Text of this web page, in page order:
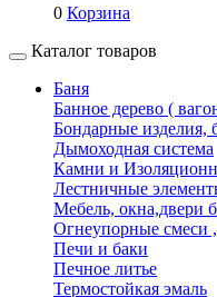
0 Корзина
Каталог товаров
Баня
Банное дерево (
Бондарные изделия,
Дымоходная система
Камни и
Лестничные
Мебель, окна,двери
Огнеупорные смеси
Печи и баки
Печное литье
Термостойкая эмаль